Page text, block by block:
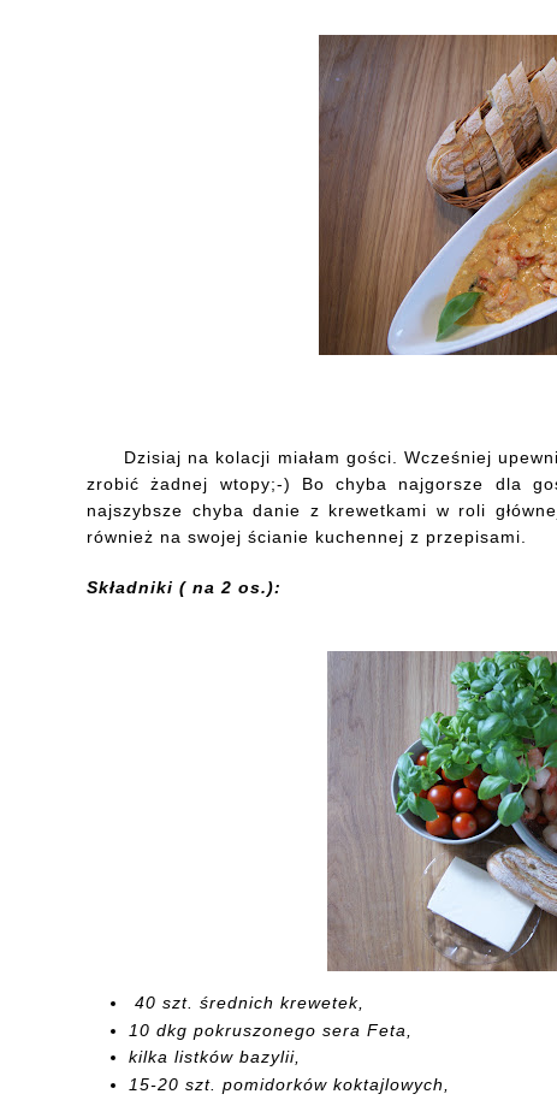
Dzisiaj na kolacji miałam gości. Wcześniej
zrobić żadnej wtopy;-) Bo chyba najgorsze dla
najszybsze chyba danie z krewetkami w roli
również na swojej ścianie kuchennej z przepisami.
Składniki ( na 2 os.):
40 szt. średnich krewetek,
10 dkg pokruszonego sera Feta,
kilka listków bazylii,
15-20 szt. pomidorków koktajlowych,